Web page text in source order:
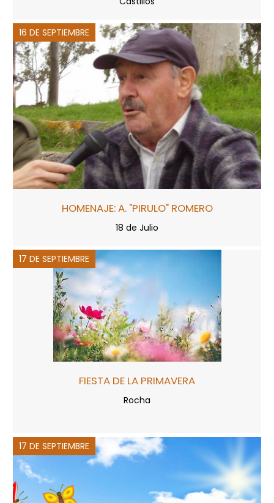
16 DE SEPTIEMBRE
HOMENAJE: A. "PIRULO" ROMERO
18 de Julio
17 DE SEPTIEMBRE
FIESTA DE LA PRIMAVERA
Rocha
17 DE SEPTIEMBRE